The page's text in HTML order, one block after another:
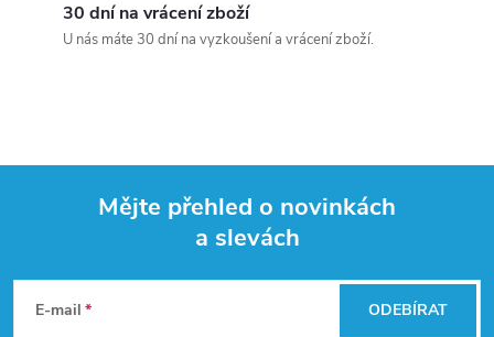
30 dní na vrácení zboží
U nás máte 30 dní na vyzkoušení a vrácení zboží.
Mějte přehled o novinkách
a slevách
E-mail ODEBÍRAT